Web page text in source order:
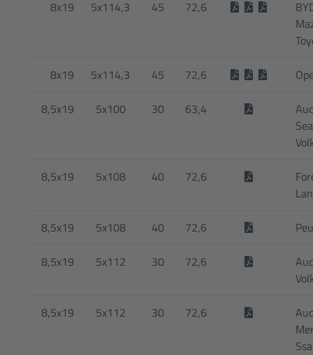
8x19 5x114,3 45 72,6
8x19 5x114,3 45 72,6
8,5x19 5x100 30 63,4
8,5x19 5x108 40 72,6
8,5x19 5x108 40 72,6
8,5x19 5x112 30 72,6
8,5x19 5x112 30 72,6